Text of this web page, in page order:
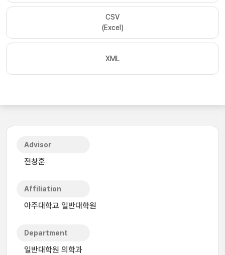
CSV
(Excel)
XML
Advisor
전창훈
Affiliation
아주대학교 일반대학원
Department
일반대학원 의학과